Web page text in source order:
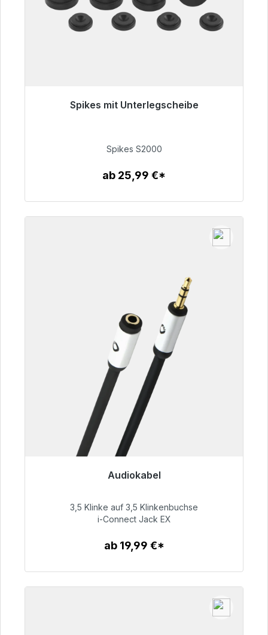
Spikes mit Unterlegscheibe
51,49 €
Spikes S2000
ab 25,99 €*
Audiokabel
51,99 €
3,5 Klinke auf 3,5 Klinkenbuchse
i-Connect Jack EX
ab 19,99 €*